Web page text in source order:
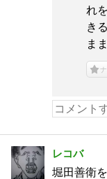
れ
き
ま
レコバ
堀田善衛